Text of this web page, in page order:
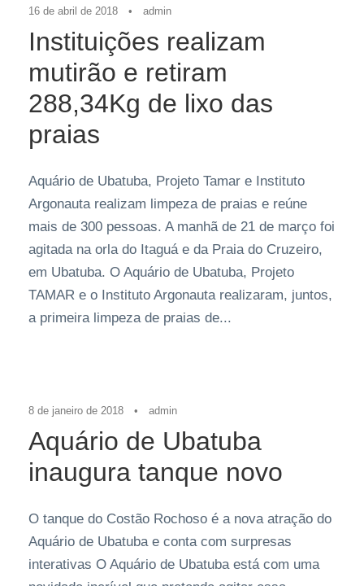
16 de abril de 2018 • admin
Instituições realizam
mutirão e retiram
288,34Kg de lixo das
praias
Aquário de Ubatuba, Projeto Tamar e Instituto
Argonauta realizam limpeza de praias e reúne
mais de 300 pessoas. A manhã de 21 de março foi
agitada na orla do Itaguá e da Praia do Cruzeiro,
em Ubatuba. O Aquário de Ubatuba, Projeto
TAMAR e o Instituto Argonauta realizaram, juntos,
a primeira limpeza de praias de...
8 de janeiro de 2018 • admin
Aquário de Ubatuba
inaugura tanque novo
O tanque do Costão Rochoso é a nova atração do
Aquário de Ubatuba e conta com surpresas
interativas O Aquário de Ubatuba está com uma